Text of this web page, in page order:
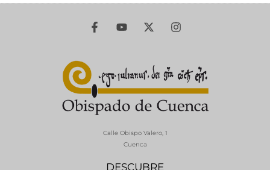
DESCUBRE
Calle Obispo Valero, 1
Cuenca